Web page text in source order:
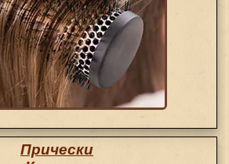
Прически